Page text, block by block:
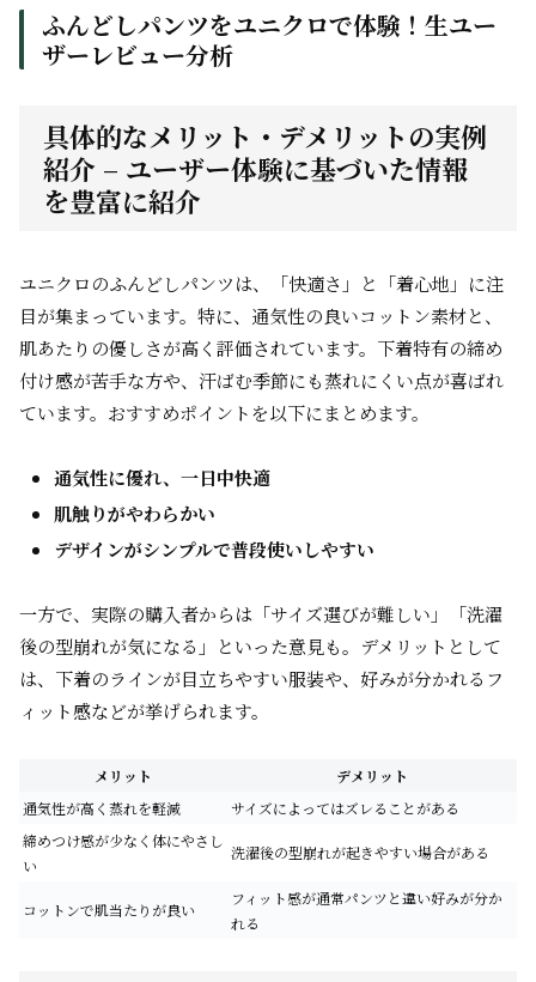
ふんどしパンツをユニクロで体験！生ユー
ザーレビュー分析
具体的なメリット・デメリットの実例
紹介 – ユーザー体験に基づいた情報
を豊富に紹介
ユニクロのふんどしパンツは、「快適さ」と「着心地」に注
目が集まっています。特に、通気性の良いコットン素材と、
肌あたりの優しさが高く評価されています。下着特有の締め
付け感が苦手な方や、汗ばむ季節にも蒸れにくい点が喜ばれ
ています。おすすめポイントを以下にまとめます。
通気性に優れ、一日中快適
肌触りがやわらかい
デザインがシンプルで普段使いしやすい
一方で、実際の購入者からは「サイズ選びが難しい」「洗濯
後の型崩れが気になる」といった意見も。デメリットとして
は、下着のラインが目立ちやすい服装や、好みが分かれるフ
ィット感などが挙げられます。
メリット
デメリット
通気性が高く蒸れを軽減
サイズによってはズレることがある
締めつけ感が少なく体にやさし
い
洗濯後の型崩れが起きやすい場合がある
コットンで肌当たりが良い
フィット感が通常パンツと違い好みが分か
れる